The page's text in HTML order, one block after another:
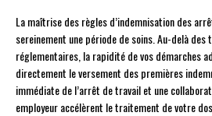
La maîtrise des règles d’indemnisation des
sereinement une période de soins. Au-delà
réglementaires, la rapidité de vos démarches
directement le versement des premières
immédiate de l’arrêt de travail et une
employeur accélèrent le traitement de votre